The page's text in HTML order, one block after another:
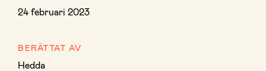
24 februari 2023
BERÄTTAT AV
Hedda